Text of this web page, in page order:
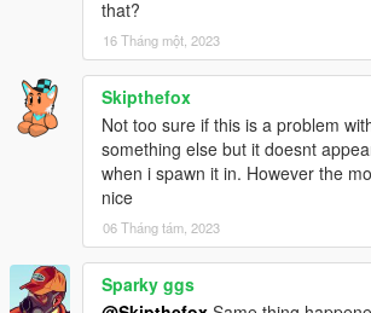
that?
16 Tháng một, 2023
Skipthefox
Not too sure if this is a problem
something else but it doesnt
when i spawn it in. However the
nice
06 Tháng tám, 2023
Sparky ggs